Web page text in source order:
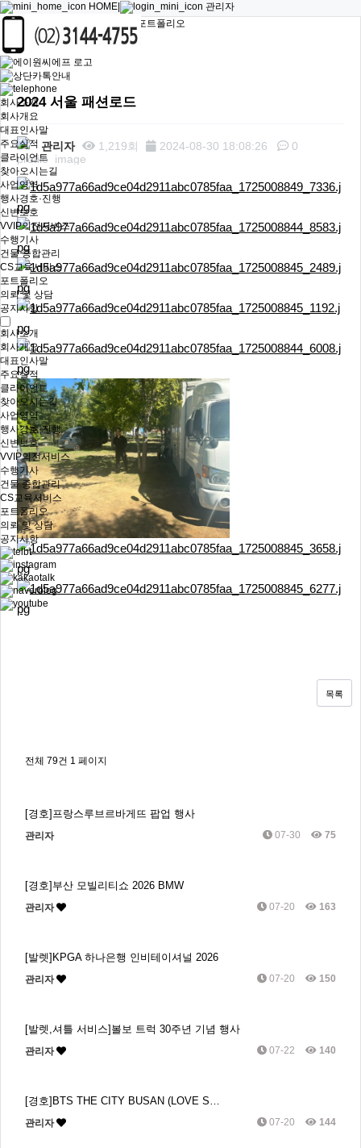
HOME 관리자
회사소개
회사개요
대표인사말
주요실적
클라이언트
찾아오시는길
사업영역
행사경호·진행
신변보호
VVIP의전서비스
수행기사
건물 종합관리
CS교육서비스
포트폴리오
의뢰 및 상담
공지사항
회사소개
회사개요
대표인사말
주요실적
클라이언트
찾아오시는길
사업영역
행사경호·진행
신변보호
VVIP의전서비스
수행기사
건물 종합관리
CS교육서비스
포트폴리오
의뢰 및 상담
공지사항
홈 > 기타 > 포트폴리오
포트폴리오
2024 서울 패션로드
관리자 1,219회 2024-08-30 18:08:26 0
본문
목록
전체 79건 1 페이지
[경호]프랑스루브르바게뜨 팝업 행사
관리자 07-30 75
[경호]부산 모빌리티쇼 2026 BMW
관리자 07-20 163
[발렛]KPGA 하나은행 인비테이셔널 2026
관리자 07-20 150
[발렛,셔틀 서비스]볼보 트럭 30주년 기념 행사
관리자 07-22 140
[경호]BTS THE CITY BUSAN (LOVE S…
관리자 07-20 144